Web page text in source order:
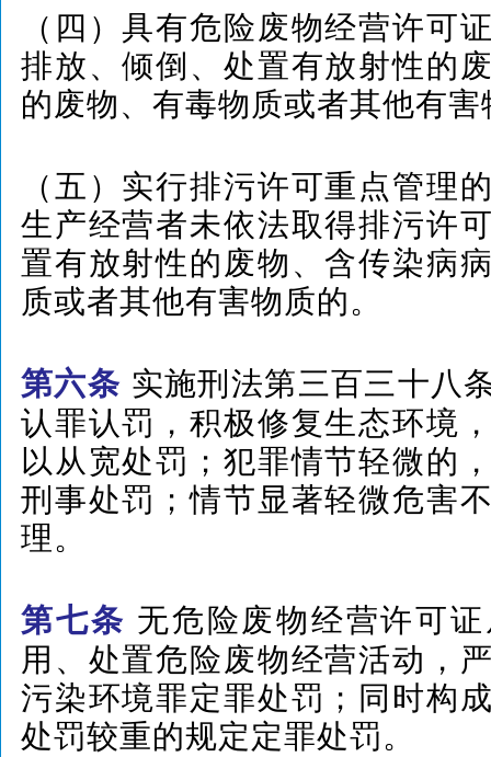
（四）具有危险废物经营许可
排放、倾倒、处置有放射性的
的废物、有毒物质或者其他有
（五）实行排污许可重点管理
生产经营者未依法取得排污许
置有放射性的废物、含传染病
质或者其他有害物质的。
第六条 实施刑法第三百三十八
认罪认罚，积极修复生态环境
以从宽处罚；犯罪情节轻微的
刑事处罚；情节显著轻微危害
理。
第七条 无危险废物经营许可
用、处置危险废物经营活动，
污染环境罪定罪处罚；同时构
处罚较重的规定定罪处罚。